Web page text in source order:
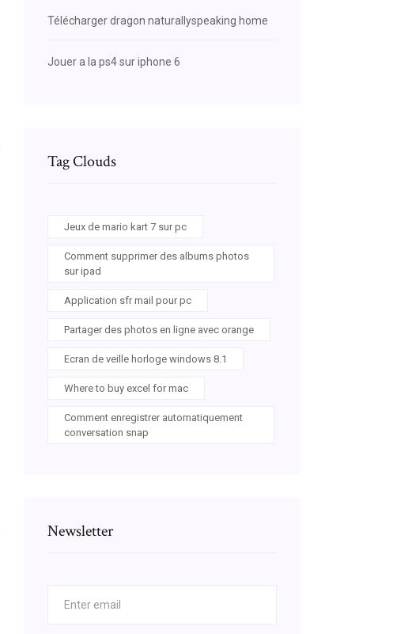
Télécharger dragon naturallyspeaking home
Jouer a la ps4 sur iphone 6
Tag Clouds
Jeux de mario kart 7 sur pc
Comment supprimer des albums photos
sur ipad
Application sfr mail pour pc
Partager des photos en ligne avec orange
Ecran de veille horloge windows 8.1
Where to buy excel for mac
Comment enregistrer automatiquement
conversation snap
Newsletter